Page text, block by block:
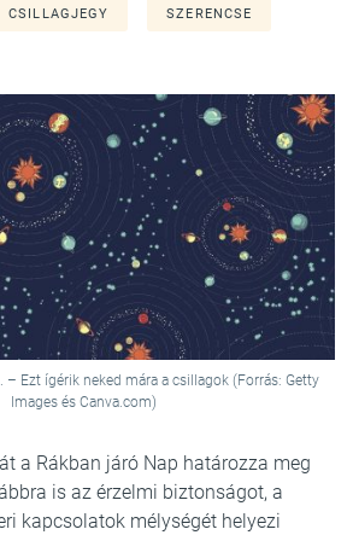
CSILLAGJEGY SZERENCSE
Ezt ígérik neked mára a csillagok (Forrás: Getty
Images és Canva.com)
a Rákban járó Nap határozza meg
is az érzelmi biztonságot, a
kapcsolatok mélységét helyezi